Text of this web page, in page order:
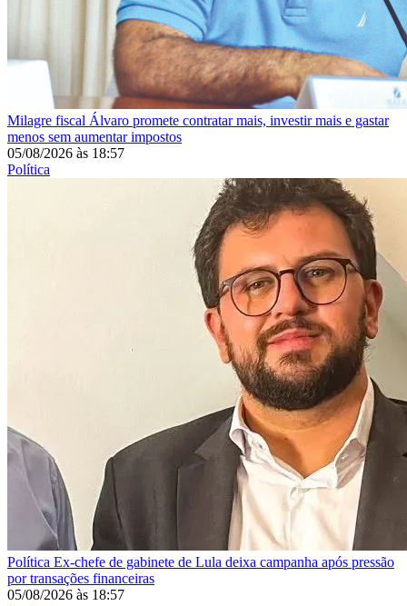
Milagre fiscal Álvaro promete contratar mais, investir mais e gastar
menos sem aumentar impostos
05/08/2026 às 18:57
Política
Política Ex-chefe de gabinete de Lula deixa campanha após pressão
por transações financeiras
05/08/2026 às 18:57